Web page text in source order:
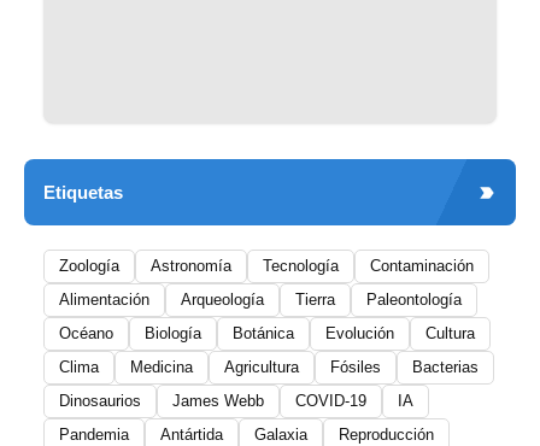
Etiquetas
Zoología Astronomía Tecnología
Contaminación
Alimentación
Arqueología Tierra
Paleontología
Océano
Biología Botánica Evolución
Cultura
Clima
Medicina Agricultura Fósiles
Bacterias
Dinosaurios
James Webb COVID-19
IA
Pandemia
Antártida Galaxia
Reproducción